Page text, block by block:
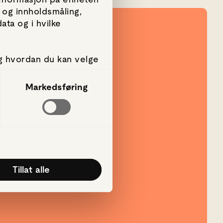
innholdsmåling,
og i hvilke
hvordan du kan velge
for å levere sosiale
Markedsføring
Tillat alle